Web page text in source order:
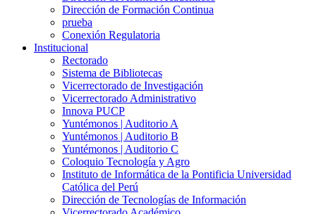
Dirección de Formación Continua
prueba
Conexión Regulatoria
Institucional
Rectorado
Sistema de Bibliotecas
Vicerrectorado de Investigación
Vicerrectorado Administrativo
Innova PUCP
Yuntémonos | Auditorio A
Yuntémonos | Auditorio B
Yuntémonos | Auditorio C
Coloquio Tecnología y Agro
Instituto de Informática de la Pontificia Universidad
Católica del Perú
Dirección de Tecnologías de Información